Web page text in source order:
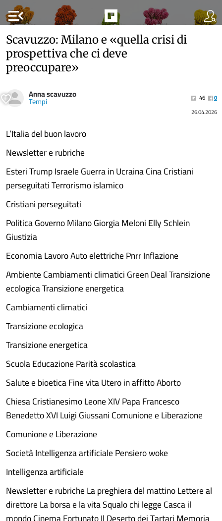
menu_open
Scavuzzo: Milano e «quella crisi di
prospettiva che ci deve
preoccupare»
Anna scavuzzo
Tempi 46
0
26.04.2026
L’Italia del buon lavoro
Newsletter e rubriche
Esteri Trump Israele Guerra in Ucraina Cina Cristiani
perseguitati Terrorismo islamico
Cristiani perseguitati
Politica Governo Milano Giorgia Meloni Elly Schlein
Giustizia
Economia Lavoro Auto elettriche Pnrr Inflazione
Ambiente Cambiamenti climatici Green Deal Transizione
ecologica Transizione energetica
Cambiamenti climatici
Transizione ecologica
Transizione energetica
Scuola Educazione Parità scolastica
Salute e bioetica Fine vita Utero in affitto Aborto
Chiesa Cristianesimo Leone XIV Papa Francesco
Benedetto XVI Luigi Giussani Comunione e Liberazione
Comunione e Liberazione
Società Intelligenza artificiale Pensiero woke
Intelligenza artificiale
Newsletter e rubriche La preghiera del mattino Lettere al
direttore La borsa e la vita Squalo chi legge Casca il